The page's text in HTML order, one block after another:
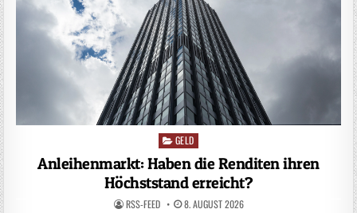
Posted
in
GELD
Anleihenmarkt: Haben die Renditen ihren
Höchststand erreicht?
RSS-FEED 8. AUGUST 2026